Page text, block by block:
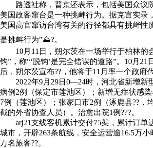
路透社称，普京还表示，包括美国众议
美国政客窜台是一种挑衅行为。据克宫实录
美国高官窜访台湾有关的行径都具有挑衅性
是挑衅行为”⛰?。
10月11日，朔尔茨在一场举行于柏林的
钩”，称“‘脱钩’是完全错误的道路”。10月21
后，朔尔茨宣布??，他将于11月率一个政府
2022年9月29日0—24时，河北省新增新
病例2例（保定市莲池区）；新增无症状感
7例（莲池区）；张家口市2例（涿鹿县??，
截的外省协查人员）。治愈出院1例???。
arj21支线客机累计交付75架，累计订单
城市，开辟263条航线，安全运营逾16.5万小
万名旅客??。